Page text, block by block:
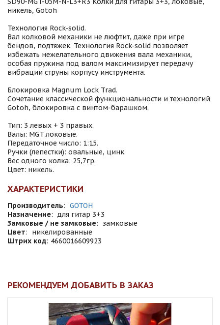
никель, Gotoh
Технология Rock-solid.
Вал колковой механики не люфтит, даже при игре
бендов, подтяжек. Технология Rock-solid позволяет
избежать нежелательного движения вала механики,
особая пружина под валом максимизирует передачу
вибрации струны корпусу инструмента.
Блокировка Magnum Lock Trad.
Сочетание классической функциональности и технологий
Gotoh, блокировка с винтом-барашком.
Тип: 3 левых + 3 правых.
Валы: MGT локовые.
Передаточное число: 1:15.
Ручки (лепестки): овальные, цинк.
Вес одного колка: 25,7гр.
Цвет: никель.
ХАРАКТЕРИСТИКИ
Производитель: GOTOH
Назначение: для гитар 3+3
Замковые / не замковые:
замковые
Цвет:
никелированные
Штрих код: 4660016609923
РЕКОМЕНДУЕМ ДОБАВИТЬ В ЗАКАЗ